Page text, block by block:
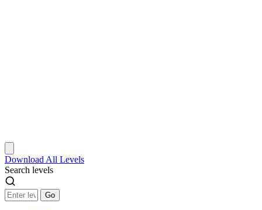
Download All Levels
Search levels
Go